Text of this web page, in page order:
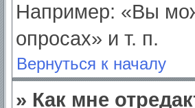
Например: «Вы
опросах» и т. п.
Вернуться к началу
» Как мне